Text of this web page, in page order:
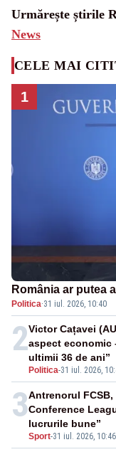
Urmărește știrile
News
CELE MAI
1
România ar putea
Politica·31 iul. 2026, 10:40
2
Politica-31 iul. 2026,
Victor Cațavei
aspect economic
ultimii 36 de ani”
3
Sport-31 iul. 2026, 10:46
Antrenorul
Conference
lucrurile bune”